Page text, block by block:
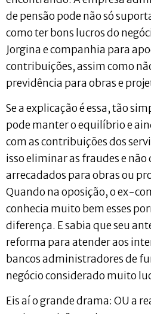
de pensão pode não só
como ter bons lucros do
Jorgina e companhia para
contribuições, assim como
previdência para obras e
Se a explicação é essa, tão
pode manter o equilíbrio e
com as contribuições dos
isso eliminar as fraudes e não
arrecadados para obras ou
Quando na oposição, o ex-
conhecia muito bem esses
diferença. E sabia que seu
reforma para atender aos
bancos administradores de
negócio considerado muito
Eis aí o grande drama: OU a